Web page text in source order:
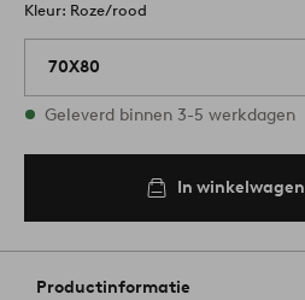
Kleur: Roze/rood
70X80
Op voorraad
Geleverd binnen 3-5 werkdagen
In winkelwagen
Productinformatie